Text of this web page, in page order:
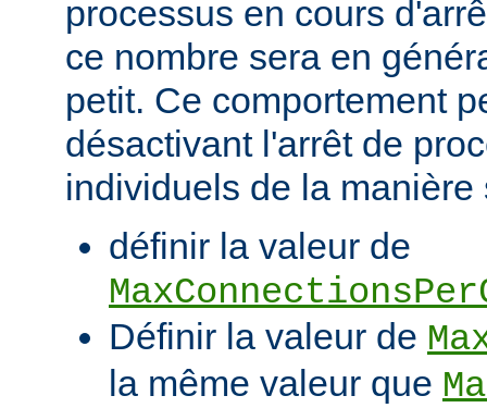
processus en cours
ce nombre sera en
petit. Ce comportement
désactivant l'arrêt de
individuels de la manière
définir la valeur de
Définir la valeur de
la même valeur que